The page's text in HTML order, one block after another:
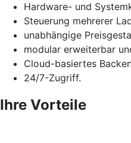
Hardware- und
Steuerung mehrerer
unabhängige
modular erweiterbar
Cloud-basiertes
24/7-Zugriff.
Ihre Vorteile